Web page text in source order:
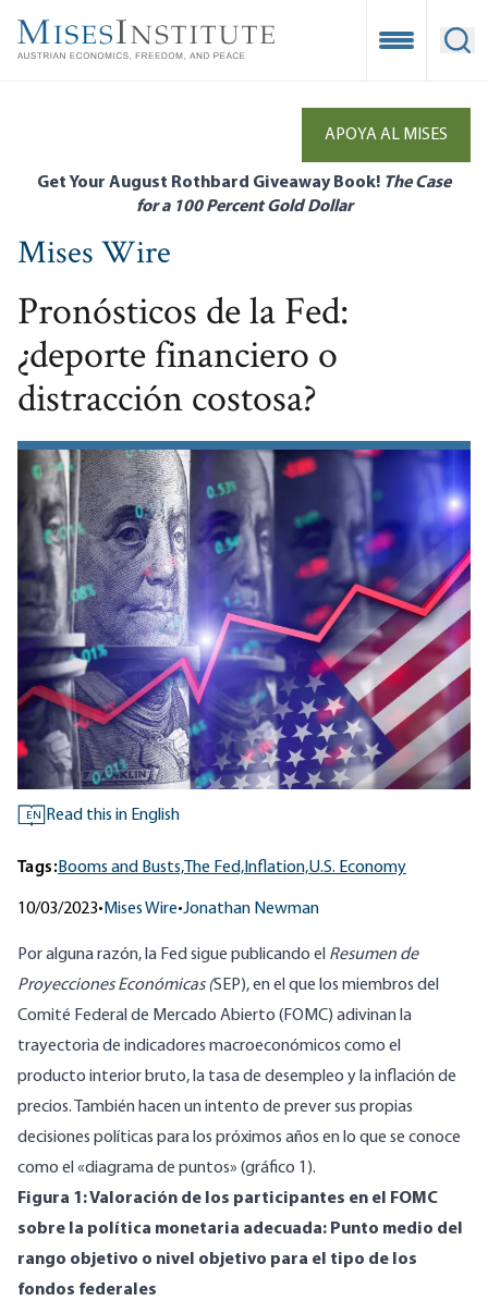
main
Open
APOYA AL MISES
Get Your August Rothbard Giveaway Book! The Case
for a 100 Percent Gold Dollar
Mises Wire
Pronósticos de la Fed:
¿deporte financiero o
distracción costosa?
EN Read this in English
Tags:Booms and Busts, The Fed, Inflation,U.S. Economy
10/03/2023• Mises Wire•Jonathan Newman
Por alguna razón, la Fed sigue publicando el Resumen de
Proyecciones Económicas (SEP), en el que los miembros del
Comité Federal de Mercado Abierto (FOMC) adivinan la
trayectoria de indicadores macroeconómicos como el
producto interior bruto, la tasa de desempleo y la inflación de
precios. También hacen un intento de prever sus propias
decisiones políticas para los próximos años en lo que se conoce
como el «diagrama de puntos» (gráfico 1).
Figura 1: Valoración de los participantes en el FOMC
sobre la política monetaria adecuada: Punto medio del
rango objetivo o nivel objetivo para el tipo de los
fondos federales